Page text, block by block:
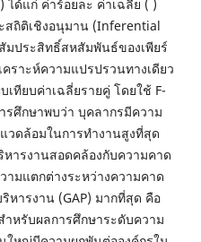
ด้แก่ ค่าร้อยละ ค่าเฉลี่ย ( )
สถิติเชิงอนุมาน (Inferential
มประสิทธิ์สหสัมพันธ์ของเพียร์
ราะห์ความแปรปรวนทางเดียว
เทียบค่าเฉลี่ยรายคู่ โดยใช้ F-
รศึกษาพบว่า บุคลากรมีความ
วดล้อมในการทำงานสูงที่สุด
ารงานสอดคล้องกับความคาด
มแตกต่างระหว่างความคาด
หารงาน (GAP) มากที่สุด คือ
หรับผลการศึกษาระดับความ